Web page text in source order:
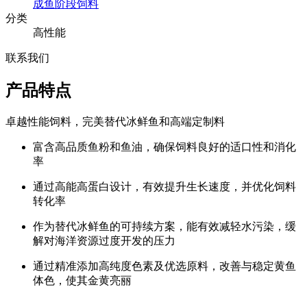
成鱼阶段饲料
分类
高性能
联系我们
产品特点
卓越性能饲料，完美替代冰鲜鱼和高端定制料
富含高品质鱼粉和鱼油，确保饲料良好的适口性和消化
率
通过高能高蛋白设计，有效提升生长速度，并优化饲料
转化率
作为替代冰鲜鱼的可持续方案，能有效减轻水污染，缓
解对海洋资源过度开发的压力
通过精准添加高纯度色素及优选原料，改善与稳定黄鱼
体色，使其金黄亮丽